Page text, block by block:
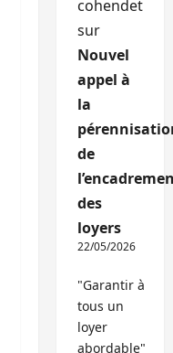
cohendet
sur
Nouvel
appel à
la
de
des
loyers
22/05/2026
"Garantir à
tous un
loyer
abordable"